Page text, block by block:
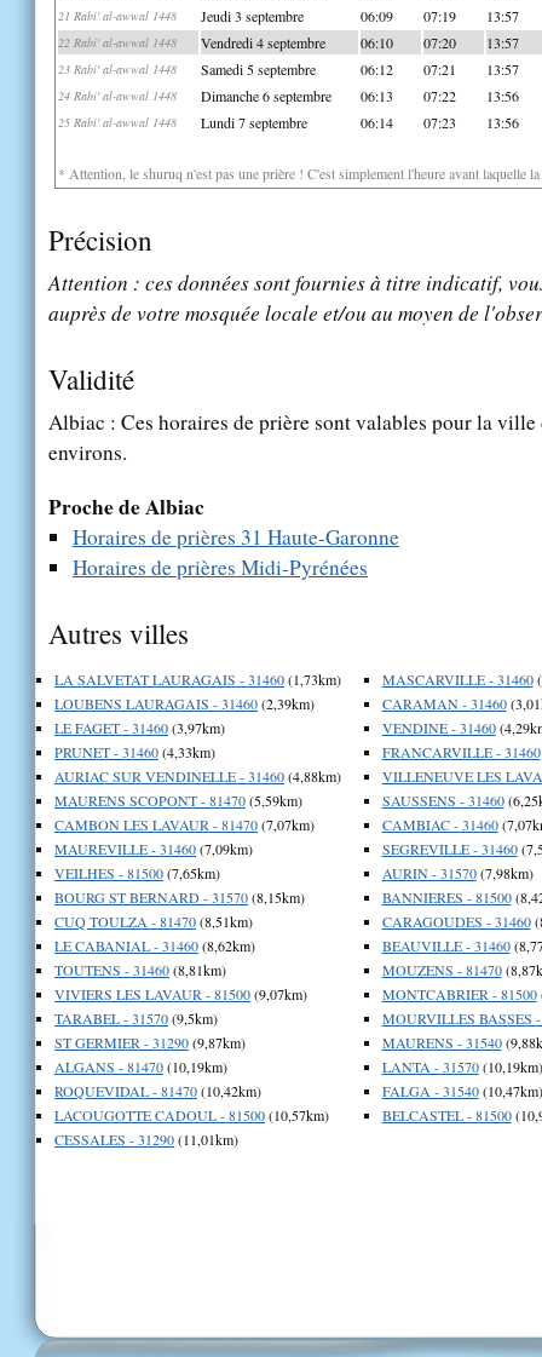
21 Rabi' al-awwal 1448 Jeudi 3 septembre 06:09 07:19 13:57
22 Rabi' al-awwal 1448 Vendredi 4 septembre 06:10 07:20 13:57
23 Rabi' al-awwal 1448 Samedi 5 septembre 06:12 07:21 13:57
24 Rabi' al-awwal 1448 Dimanche 6 septembre 06:13 07:22 13:56
25 Rabi' al-awwal 1448 Lundi 7 septembre 06:14 07:23 13:56
* Attention, le shuruq n'est pas une prière ! C'est simplement l'heure avant laquelle
Précision
Attention : ces données sont fournies à titre indicatif,
auprès de votre mosquée locale et/ou au moyen de
Validité
Albiac : Ces horaires de prière sont valables pour la
environs.
Proche de Albiac
Horaires de prières 31 Haute-Garonne
Horaires de prières Midi-Pyrénées
Autres villes
LA SALVETAT LAURAGAIS - 31460(1,73km)
LOUBENS LAURAGAIS - 31460(2,39km)
LE FAGET - 31460(3,97km)
PRUNET - 31460(4,33km)
AURIAC SUR VENDINELLE - 31460(4,88km)
MAURENS SCOPONT - 81470(5,59km)
CAMBON LES LAVAUR - 81470(7,07km)
MAUREVILLE - 31460(7,09km)
VEILHES - 81500(7,65km)
BOURG ST BERNARD - 31570(8,15km)
CUQ TOULZA - 81470(8,51km)
LE CABANIAL - 31460(8,62km)
TOUTENS - 31460(8,81km)
VIVIERS LES LAVAUR - 81500(9,07km)
TARABEL - 31570(9,5km)
ST GERMIER - 31290(9,87km)
ALGANS - 81470(10,19km)
ROQUEVIDAL - 81470(10,42km)
LACOUGOTTE CADOUL - 81500(10,57km)
CESSALES - 31290(11,01km)
MASCARVILLE - 31460
CARAMAN - 31460
VENDINE - 31460
FRANCARVILLE - 31460
VILLENEUVE LES
SAUSSENS - 31460
CAMBIAC - 31460
SEGREVILLE - 31460
AURIN - 31570(7,98km)
BANNIERES - 81500
CARAGOUDES - 31460
BEAUVILLE - 31460
MOUZENS - 81470
MONTCABRIER - 81500
MOURVILLES BASSES -
MAURENS - 31540
LANTA - 31570(10,19km)
FALGA - 31540(10,47km)
BELCASTEL - 81500